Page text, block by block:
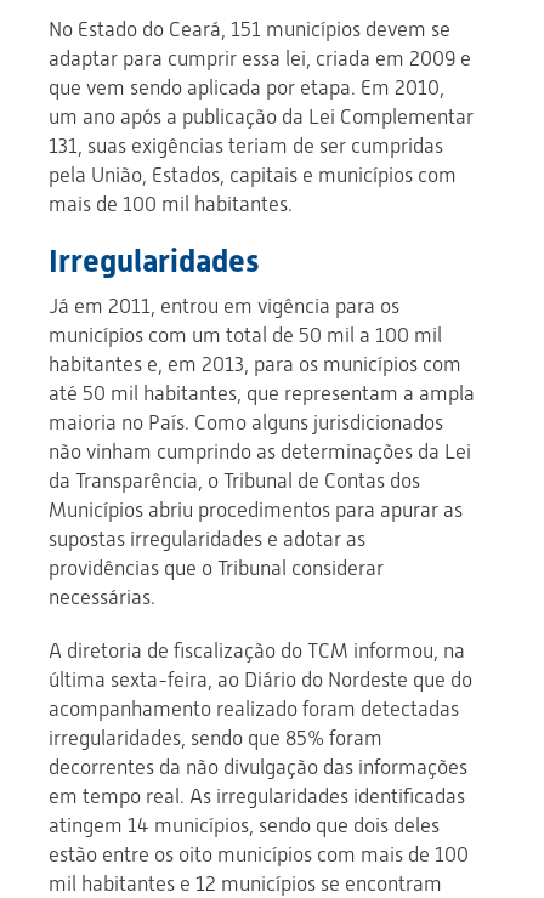
No Estado do Ceará, 151 municípios devem se
adaptar para cumprir essa lei, criada em 2009 e
que vem sendo aplicada por etapa. Em 2010,
um ano após a publicação da Lei Complementar
131, suas exigências teriam de ser cumpridas
pela União, Estados, capitais e municípios com
mais de 100 mil habitantes.
Irregularidades
Já em 2011, entrou em vigência para os
municípios com um total de 50 mil a 100 mil
habitantes e, em 2013, para os municípios com
até 50 mil habitantes, que representam a ampla
maioria no País. Como alguns jurisdicionados
não vinham cumprindo as determinações da Lei
da Transparência, o Tribunal de Contas dos
Municípios abriu procedimentos para apurar as
supostas irregularidades e adotar as
providências que o Tribunal considerar
necessárias.
A diretoria de fiscalização do TCM informou, na
última sexta-feira, ao Diário do Nordeste que do
acompanhamento realizado foram detectadas
irregularidades, sendo que 85% foram
decorrentes da não divulgação das informações
em tempo real. As irregularidades identificadas
atingem 14 municípios, sendo que dois deles
estão entre os oito municípios com mais de 100
mil habitantes e 12 municípios se encontram